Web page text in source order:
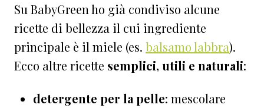
Su BabyGreen ho già condiviso alcune
ricette di bellezza il cui ingrediente
principale è il miele (es. balsamo labbra).
Ecco altre ricette semplici, utili e naturali:
detergente per la pelle: mescolare